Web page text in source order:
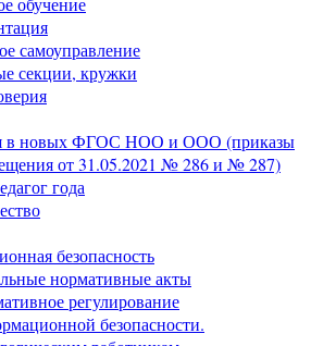
самоуправление
секции, кружки
в новых ФГОС НОО и ООО (приказы
от 31.05.2021 № 286 и № 287)
года
безопасность
нормативные акты
регулирование
безопасности.